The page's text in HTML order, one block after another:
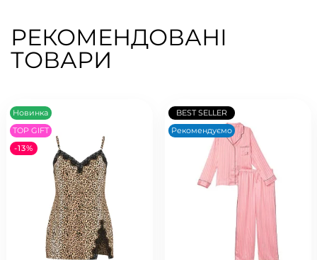
РЕКОМЕНДОВАНІ
ТОВАРИ
Новинка
TOP GIFT
-13%
BEST SELLER
Рекомендуємо